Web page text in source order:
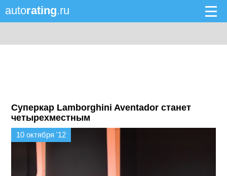
autorating.ru
Суперкар Lamborghini Aventador станет
четырехместным
10 октября '12